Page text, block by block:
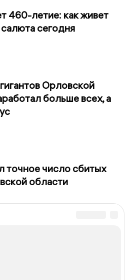
460-летие: как живет
сегодня
Орловской
больше всех, а
точное число сбитых
области